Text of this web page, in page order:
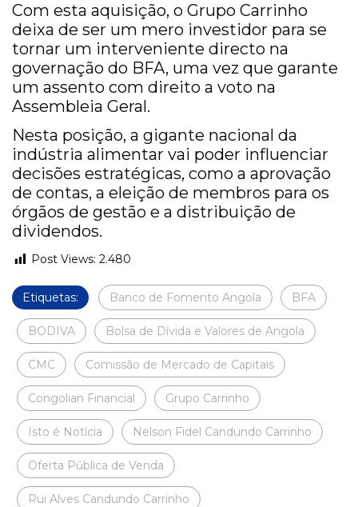
Com esta aquisição, o Grupo Carrinho
deixa de ser um mero investidor para se
tornar um interveniente directo na
governação do BFA, uma vez que garante
um assento com direito a voto na
Assembleia Geral.
Nesta posição, a gigante nacional da
indústria alimentar vai poder influenciar
decisões estratégicas, como a aprovação
de contas, a eleição de membros para os
órgãos de gestão e a distribuição de
dividendos.
Post Views: 2.480
Etiquetas: Banco de Fomento Angola BFA
BODIVA Bolsa de Dívida e Valores de Angola
CMC Comissão de Mercado de Capitais
Congolian Financial Grupo Carrinho
Isto é Notícia Nelson Fidel Candundo Carrinho
Oferta Pública de Venda
Rui Alves Candundo Carrinho